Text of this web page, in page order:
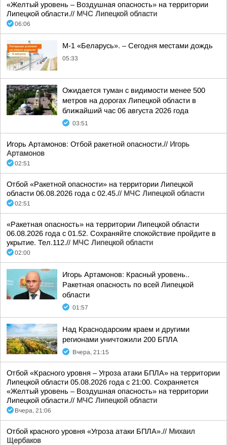
«Желтый уровень – Воздушная опасность» на территории
Липецкой области.// МЧС Липецкой области
06:06
М-1 «Беларусь». – Сегодня местами дождь
05:33
Ожидается туман с видимости менее 500
метров на дорогах Липецкой области в
ближайший час 06 августа 2026 года
03:51
Игорь Артамонов: Отбой ракетной опасности.// Игорь
Артамонов
02:51
Отбой «Ракетной опасности» на территории Липецкой
области 06.08.2026 года с 02.45.// МЧС Липецкой области
02:51
«Ракетная опасность» на территории Липецкой области
06.08.2026 года с 01.52. Сохраняйте спокойствие пройдите в
укрытие. Тел.112.// МЧС Липецкой области
02:00
Игорь Артамонов: Красный уровень..
Ракетная опасность по всей Липецкой
области
01:57
Над Краснодарским краем и другими
регионами уничтожили 200 БПЛА
Вчера, 21:15
Отбой «Красного уровня – Угроза атаки БПЛА» на территории
Липецкой области 05.08.2026 года с 21:00. Сохраняется
«Желтый уровень – Воздушная опасность» на территории
Липецкой области.// МЧС Липецкой области
Вчера, 21:06
Отбой красного уровня «Угроза атаки БПЛА».// Михаил
Щербаков